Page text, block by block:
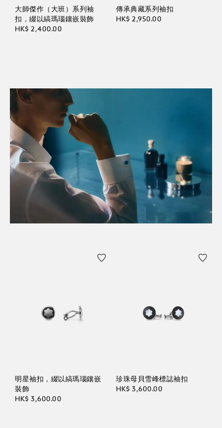
大師傑作（大班）系列袖
扣，綴以縞瑪瑙鑲嵌裝飾
HK$ 2,400.00
傳承典藏系列袖扣
HK$ 2,950.00
明星袖扣，綴以縞瑪瑙鑲嵌
裝飾
HK$ 3,600.00
珍珠母貝雪峰標誌袖扣
HK$ 3,600.00